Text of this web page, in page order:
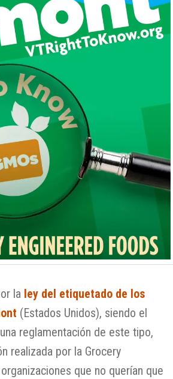
la ley del etiquetado de los
(Estados Unidos), siendo el
reglamentación de este tipo,
realizada por la Grocery
que no querían que